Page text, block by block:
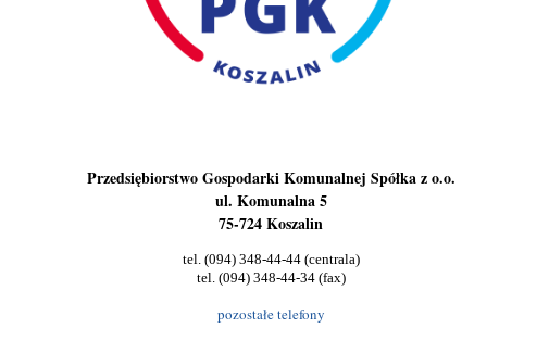
Przedsiębiorstwo Gospodarki Komunalnej Spółka z o.o.
ul. Komunalna 5
75-724 Koszalin
tel. (094) 348-44-44 (centrala)
tel. (094) 348-44-34 (fax)
pozostałe telefony